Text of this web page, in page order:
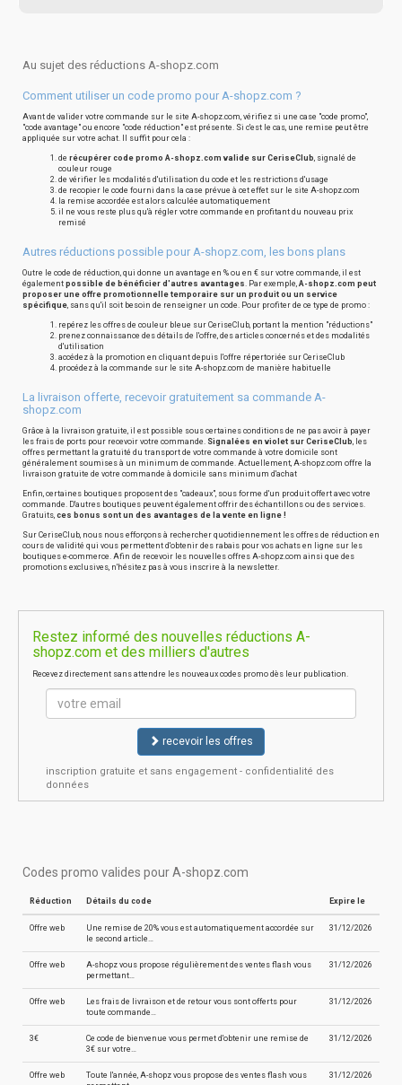
Au sujet des réductions A-shopz.com
Comment utiliser un code promo pour A-shopz.com ?
Avant de valider votre commande sur le site A-shopz.com, vérifiez si une case "code promo",
"code avantage" ou encore "code réduction" est présente. Si c'est le cas, une remise peut être
appliquée sur votre achat. Il suffit pour cela :
de récupérer code promo A-shopz.com valide sur CeriseClub, signalé de
couleur rouge
de vérifier les modalités d'utilisation du code et les restrictions d'usage
de recopier le code fourni dans la case prévue à cet effet sur le site A-shopz.com
la remise accordée est alors calculée automatiquement
il ne vous reste plus qu'à régler votre commande en profitant du nouveau prix
remisé
Autres réductions possible pour A-shopz.com, les bons plans
Outre le code de réduction, qui donne un avantage en % ou en € sur votre commande, il est
également possible de bénéficier d'autres avantages. Par exemple, A-shopz.com peut
proposer une offre promotionnelle temporaire sur un produit ou un service
spécifique, sans qu'il soit besoin de renseigner un code. Pour profiter de ce type de promo :
repérez les offres de couleur bleue sur CeriseClub, portant la mention "réductions"
prenez connaissance des détails de l'offre, des articles concernés et des modalités
d'utilisation
accédez à la promotion en cliquant depuis l'offre répertoriée sur CeriseClub
procédez à la commande sur le site A-shopz.com de manière habituelle
La livraison offerte, recevoir gratuitement sa commande A-
shopz.com
Grâce à la livraison gratuite, il est possible sous certaines conditions de ne pas avoir à payer
les frais de ports pour recevoir votre commande. Signalées en violet sur CeriseClub, les
offres permettant la gratuité du transport de votre commande à votre domicile sont
généralement soumises à un minimum de commande. Actuellement, A-shopz.com offre la
livraison gratuite de votre commande à domicile sans minimum d'achat
Enfin, certaines boutiques proposent des "cadeaux", sous forme d'un produit offert avec votre
commande. D'autres boutiques peuvent également offrir des échantillons ou des services.
Gratuits, ces bonus sont un des avantages de la vente en ligne !
Sur CeriseClub, nous nous efforçons à rechercher quotidiennement les offres de réduction en
cours de validité qui vous permettent d'obtenir des rabais pour vos achats en ligne sur les
boutiques e-commerce. Afin de recevoir les nouvelles offres A-shopz.com ainsi que des
promotions exclusives, n'hésitez pas à vous inscrire à la newsletter.
Restez informé des nouvelles réductions A-
shopz.com et des milliers d'autres
Recevez directement sans attendre les nouveaux codes promo dès leur publication.
recevoir les offres
inscription gratuite et sans engagement - confidentialité des
données
Codes promo valides pour A-shopz.com
Réduction Détails du code Expire le
Offre web
Une remise de 20% vous est automatiquement accordée sur
le second article…
31/12/2026
Offre web
A-shopz vous propose régulièrement des ventes flash vous
permettant…
31/12/2026
Offre web
Les frais de livraison et de retour vous sont offerts pour
toute commande…
31/12/2026
3€
Ce code de bienvenue vous permet d'obtenir une remise de
3€ sur votre…
31/12/2026
Offre web
Toute l'année, A-shopz vous propose des ventes flash vous
31/12/2026